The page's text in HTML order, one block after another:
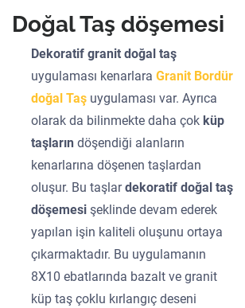
Doğal Taş döşemesi
Dekoratif granit doğal taş
uygulaması kenarlaraGranit Bordür
doğal Taş uygulaması var. Ayrıca
olarak da bilinmekte daha çok küp
taşların döşendiği alanların
kenarlarına döşenen taşlardan
oluşur. Bu taşlardekoratif doğal taş
döşemesişeklinde devam ederek
yapılan işin kaliteli oluşunu ortaya
çıkarmaktadır. Bu uygulamanın
8X10 ebatlarında bazalt ve granit
küp taş çoklu kırlangıç deseni